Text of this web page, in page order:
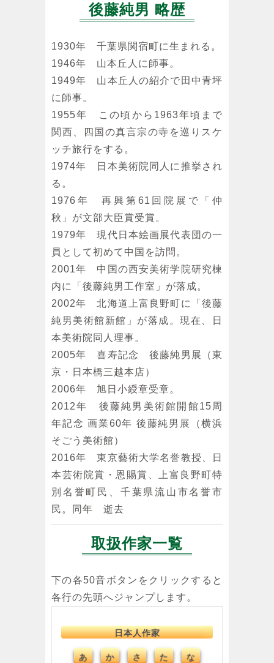
後藤純男 略歴
1930年 千葉県関宿町に生まれる。
1946年 山本丘人に師事。
1949年 山本丘人の紹介で田中青坪
に師事。
1955年 この頃から1963年頃まで
関西、四国の真言宗の寺を巡りスケ
ッチ旅行をする。
1974年 日本美術院同人に推挙され
る。
1976年 再興第61回院展で「仲
秋」が文部大臣賞受賞。
1979年 現代日本絵画展代表団の一
員として初めて中国を訪問。
2001年 中国の西安美術学院研究棟
内に「後藤純男工作室」が落成。
2002年 北海道上富良野町に「後藤
純男美術館新館」が落成。現在、日
本美術院同人理事。
2005年 喜寿記念 後藤純男展（東
京・日本橋三越本店）
2006年 旭日小綬章受章。
2012年 後藤純男美術館開館15周
年記念 画業60年 後藤純男展（横浜
そごう美術館）
2016年 東京藝術大学名誉教授、日
本芸術院賞・恩賜賞、上富良野町特
別名誉町民、千葉県流山市名誉市
民。同年 逝去
取扱作家一覧
下の各50音ボタンをクリックすると
各行の先頭へジャンプします。
日本人作家
あ か さ た な